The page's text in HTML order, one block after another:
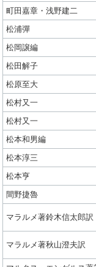
町田嘉章・浅野建二
松浦彈
松岡譲編
松田解子
松原至大
松村又一
松村又一
松本和男編
松本淳三
松本亨
間野捷魯
マラルメ著鈴木信太郎訳
マラルメ著秋山澄夫訳